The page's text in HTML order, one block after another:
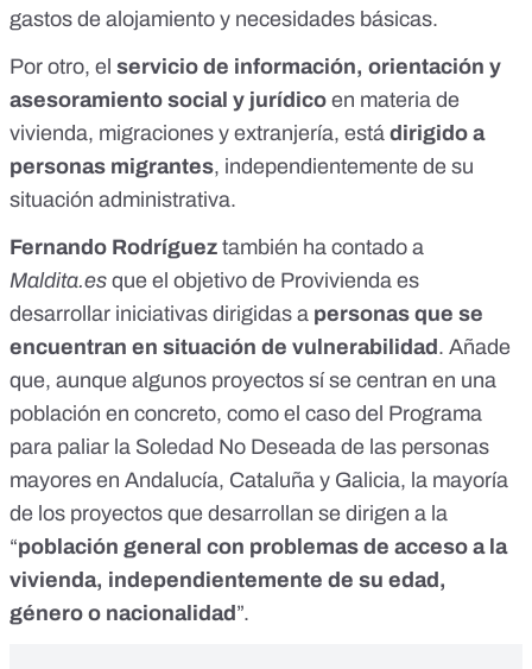
gastos de alojamiento y necesidades básicas.
Por otro, el servicio de información, orientación y
asesoramiento social y jurídico en materia de
vivienda, migraciones y extranjería, está dirigido a
personas migrantes, independientemente de su
situación administrativa.
Fernando Rodríguez también ha contado a
Maldita.es que el objetivo de Provivienda es
desarrollar iniciativas dirigidas a personas que se
encuentran en situación de vulnerabilidad . Añade
que, aunque algunos proyectos sí se centran en una
población en concreto, como el caso del Programa
para paliar la Soledad No Deseada de las personas
mayores en Andalucía, Cataluña y Galicia, la mayoría
de los proyectos que desarrollan se dirigen a la
“población general con problemas de acceso a la
vivienda, independientemente de su edad,
género o nacionalidad ”.